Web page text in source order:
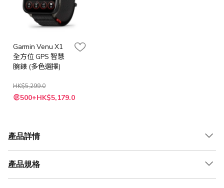
Garmin Venu X1
全方位 GPS 智慧
腕錶 (多色選擇)
HK$5,299.0
500+HK$5,179.0
產品詳情
產品規格